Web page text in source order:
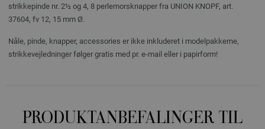
strikkepinde nr. 2½ og 4, 8 perlemorsknapper fra UNION KNOPF, art.
37604, fv 12, 15 mm Ø.
Nåle, pinde, knapper, accessories er ikke inkluderet i modelpakkerne,
strikkevejledninger følger gratis med pr. e-mail eller i papirform!
PRODUKTANBEFALINGER TIL